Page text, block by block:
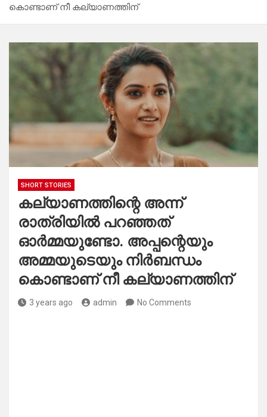
കൊണ്ടാണ് നീ കല്യാണത്തിന്
SHORT STORIES
കല്യാണത്തിന്റെ അന്ന്
രാത്രിയിൽ പറഞ്ഞത്
ഓർമ്മയുണ്ടോ. അപ്പന്റെയും
അമ്മയുടെയും നിർബന്ധം
കൊണ്ടാണ് നീ കല്യാണത്തിന്
3 years ago admin No Comments